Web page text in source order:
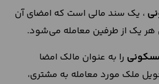
، یک سند مالی است که امضای آن
هر یک از طرفین معامله می‌شود.
را به عنوان مالک امضا
ملک مورد معامله به مشتری،